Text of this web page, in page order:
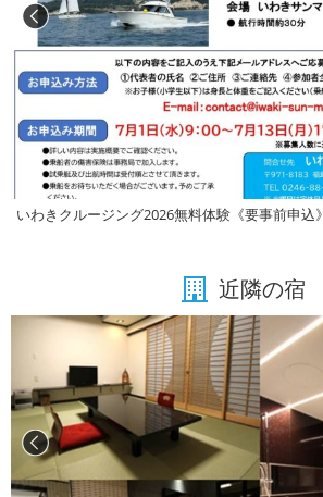
いわきクルージング2026無料体験《要事前申込》
近隣の宿